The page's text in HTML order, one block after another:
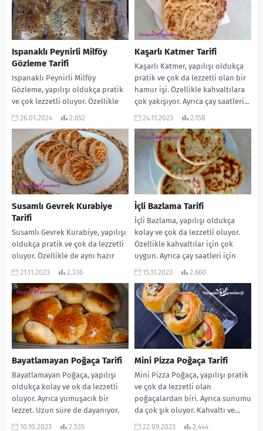
Ispanaklı Peynirli Milföy
Gözleme Tarifi
Ispanaklı Peynirli Milföy
Gözleme, yapılışı oldukça pratik
ve çok lezzetli oluyor. Özellikle
kahvaltılara çok yakışıyor. Çay
26.01.2024 2.652
Kaşarlı Katmer Tarifi
Kaşarlı Katmer, yapılışı oldukça
pratik ve çok da lezzetli olan bir
hamur işi. Özellikle kahvaltılara
çok yakışıyor. Ayrıca çay saatleri...
24.11.2023 2.158
Susamlı Gevrek Kurabiye
Tarifi
Susamlı Gevrek Kurabiye, yapılışı
oldukça pratik ve çok da lezzetli
oluyor. Özellikle de aynı hazır
aldıklarınızın tadında oluyor.
21.11.2023 2.336
İçli Bazlama Tarifi
İçli Bazlama, yapılışı oldukça
kolay ve çok da lezzetli oluyor.
Özellikle kahvaltılar için çok
uygun. Ayrıca çay saatleri için
de...
15.11.2023 2.660
Bayatlamayan Poğaça Tarifi
Bayatlamayan Poğaça, yapılışı
oldukça kolay ve ok da lezzetli
oluyor. Ayrıca yumuşacık bir
lezzet. Uzun süre de dayanıyor.
Mutlaka denemelisiniz....
10.10.2023 2.535
Mini Pizza Poğaça Tarifi
Mini Pizza Poğaça, yapılışı pratik
ve çok da lezzetli olan
poğaçalardan biri. Ayrıca sunumu
da çok şık oluyor. Kahvaltı ve...
22.09.2023 2.444